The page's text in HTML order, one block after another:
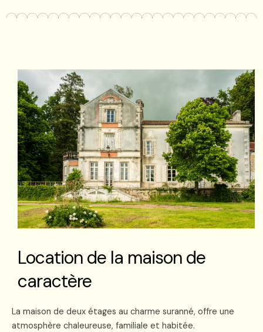
Location de la maison de
caractère
La maison de deux étages au charme suranné, offre une
atmosphère chaleureuse, familiale et habitée.